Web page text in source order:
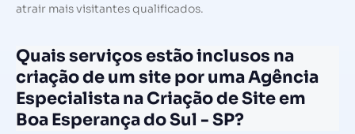
atrair mais visitantes qualificados.
Quais serviços estão inclusos na
criação de um site por uma Agência
Especialista na Criação de Site em
Boa Esperança do Sul - SP?